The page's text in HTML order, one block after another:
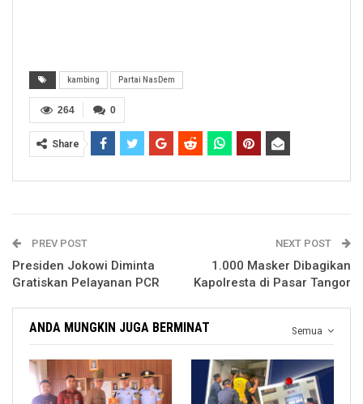
kambing Partai NasDem
0
264
Share
PREV POST
Presiden Jokowi Diminta
Gratiskan Pelayanan PCR
NEXT POST
1.000 Masker Dibagikan
Kapolresta di Pasar Tangor
Semua
ANDA MUNGKIN JUGA BERMINAT